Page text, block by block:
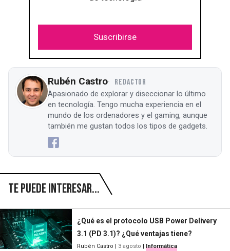
Suscribirse
Rubén Castro REDACTOR
Apasionado de explorar y diseccionar lo último
en tecnología. Tengo mucha experiencia en el
mundo de los ordenadores y el gaming, aunque
también me gustan todos los tipos de gadgets.
Te puede interesar...
¿Qué es el protocolo USB Power Delivery
3.1 (PD 3.1)? ¿Qué ventajas tiene?
Rubén Castro | 3 agosto | Informática